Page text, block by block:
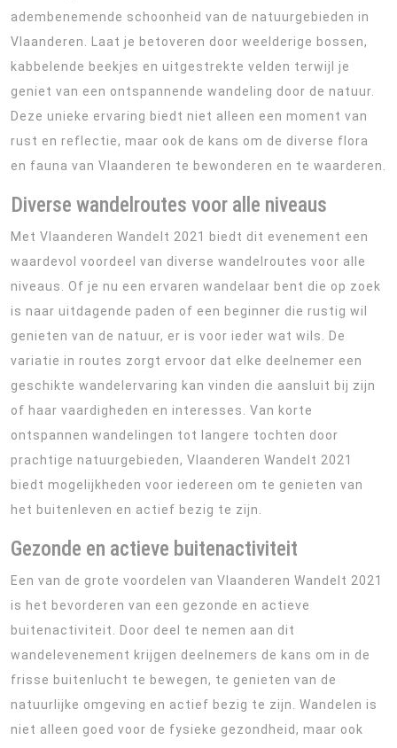
adembenemende schoonheid van de natuurgebieden in
Vlaanderen. Laat je betoveren door weelderige bossen,
kabbelende beekjes en uitgestrekte velden terwijl je
geniet van een ontspannende wandeling door de natuur.
Deze unieke ervaring biedt niet alleen een moment van
rust en reflectie, maar ook de kans om de diverse flora
en fauna van Vlaanderen te bewonderen en te waarderen.
Diverse wandelroutes voor alle niveaus
Met Vlaanderen Wandelt 2021 biedt dit evenement een
waardevol voordeel van diverse wandelroutes voor alle
niveaus. Of je nu een ervaren wandelaar bent die op zoek
is naar uitdagende paden of een beginner die rustig wil
genieten van de natuur, er is voor ieder wat wils. De
variatie in routes zorgt ervoor dat elke deelnemer een
geschikte wandelervaring kan vinden die aansluit bij zijn
of haar vaardigheden en interesses. Van korte
ontspannen wandelingen tot langere tochten door
prachtige natuurgebieden, Vlaanderen Wandelt 2021
biedt mogelijkheden voor iedereen om te genieten van
het buitenleven en actief bezig te zijn.
Gezonde en actieve buitenactiviteit
Een van de grote voordelen van Vlaanderen Wandelt 2021
is het bevorderen van een gezonde en actieve
buitenactiviteit. Door deel te nemen aan dit
wandelevenement krijgen deelnemers de kans om in de
frisse buitenlucht te bewegen, te genieten van de
natuurlijke omgeving en actief bezig te zijn. Wandelen is
niet alleen goed voor de fysieke gezondheid, maar ook